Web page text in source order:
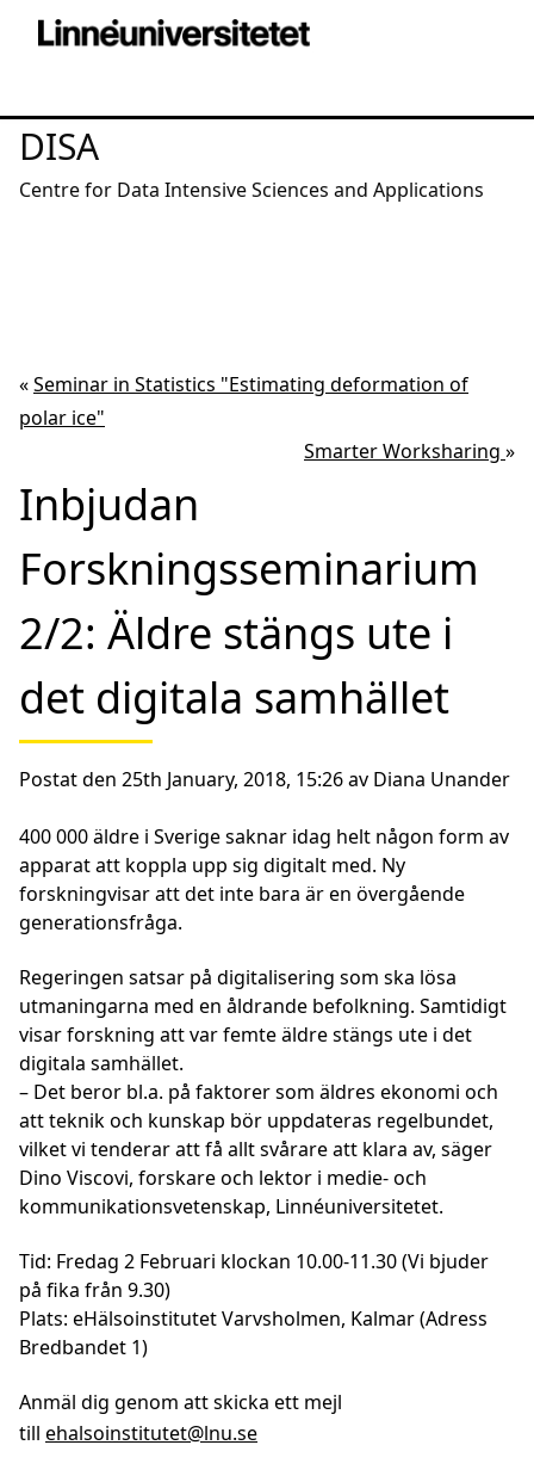
DISA
Centre for Data Intensive Sciences and Applications
«Seminar in Statistics "Estimating deformation of
polar ice"
Smarter Worksharing »
Inbjudan
Forskningsseminarium
2/2: Äldre stängs ute i
det digitala samhället
Postat den 25th January, 2018, 15:26 av Diana Unander
400 000 äldre i Sverige saknar idag helt någon form av
apparat att koppla upp sig digitalt med. Ny
forskningvisar att det inte bara är en övergående
generationsfråga.
Regeringen satsar på digitalisering som ska lösa
utmaningarna med en åldrande befolkning. Samtidigt
visar forskning att var femte äldre stängs ute i det
digitala samhället.
– Det beror bl.a. på faktorer som äldres ekonomi och
att teknik och kunskap bör uppdateras regelbundet,
vilket vi tenderar att få allt svårare att klara av, säger
Dino Viscovi, forskare och lektor i medie- och
kommunikationsvetenskap, Linnéuniversitetet.
Tid: Fredag 2 Februari klockan 10.00-11.30 (Vi bjuder
på fika från 9.30)
Plats: eHälsoinstitutet Varvsholmen, Kalmar (Adress
Bredbandet 1)
Anmäl dig genom att skicka ett mejl
till ehalsoinstitutet@lnu.se